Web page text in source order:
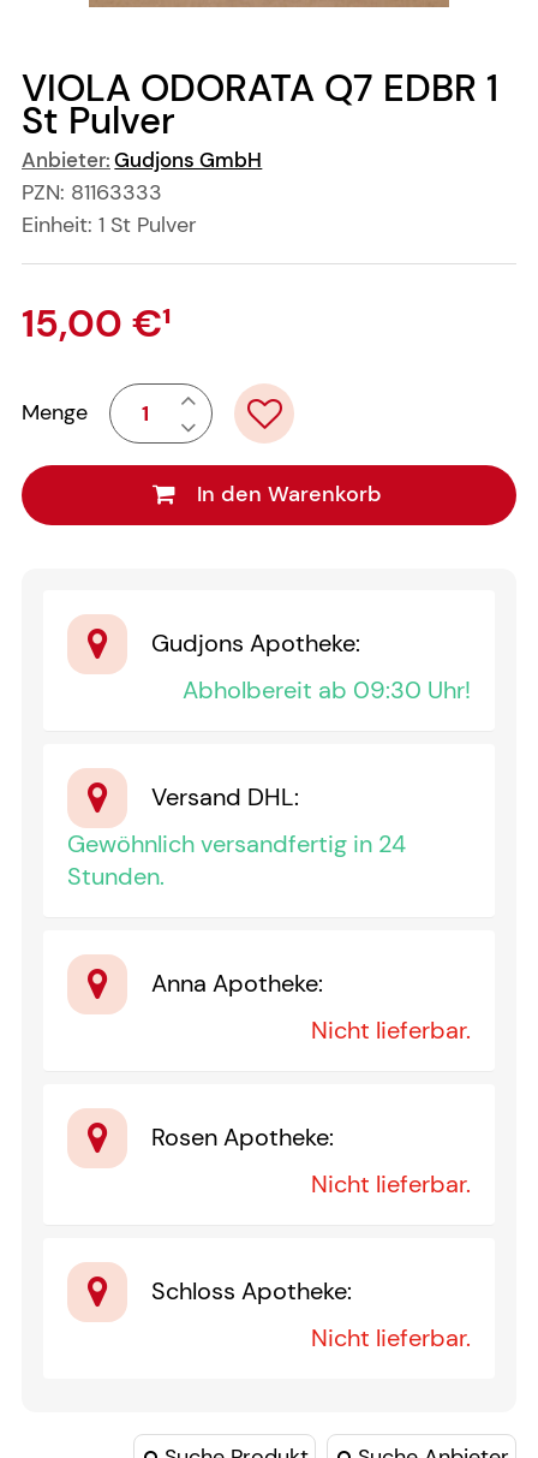
VIOLA ODORATA Q7 EDBR 1
St Pulver
Anbieter:Gudjons GmbH
PZN: 81163333
Einheit: 1 StPulver
15,00 €¹
Menge
In den Warenkorb
Gudjons Apotheke:
Abholbereit ab 09:30 Uhr!
Versand DHL:
Gewöhnlich versandfertig in 24
Stunden.
Anna Apotheke:
Nicht lieferbar.
Rosen Apotheke:
Nicht lieferbar.
Schloss Apotheke:
Nicht lieferbar.